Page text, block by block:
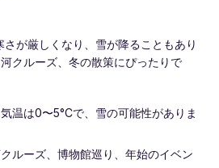
さが厳しくなり、雪が降ることもあり
クルーズ、冬の散策にぴったりで
温は0〜5°Cで、雪の可能性がありま
ルーズ、博物館巡り、年始のイベン